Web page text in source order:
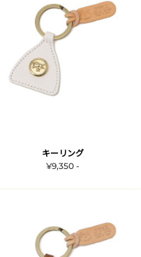
キーリング
¥9,350 -